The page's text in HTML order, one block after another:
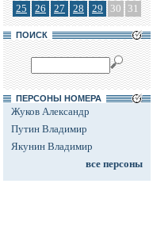
25
26 27 28 29 30 31
ПОИСК
ПЕРСОНЫ НОМЕРА
Жуков Александр
Путин Владимир
Якунин Владимир
все персоны